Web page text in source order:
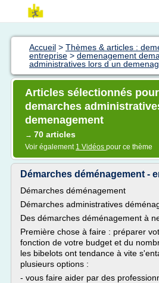
Accueil > Thèmes & articles :
entreprise > demenagement
administratives lors d un
Articles sélectionnés
demarches
demenagement
→ 70 articles
Voir également 1 Vidéos pour ce thème
Démarches déménagement -
Démarches déménagement
Démarches administratives
Des démarches déménagement à
Première chose à faire : préparer
fonction de votre budget et du
les bibelots ont tendance à vite
plusieurs options :
- vous faire aider par des